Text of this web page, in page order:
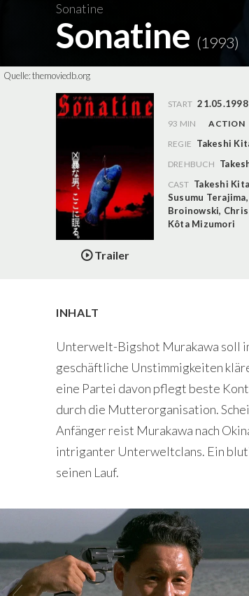
Sonatine
Sonatine (1993)
Quelle:themoviedb.org
Trailer
START 21.05.1998
93 MIN ACTION
REGIE Takeshi
DREHBUCH
CAST Takeshi
Susumu Terajima,
Broinowski,
Kôta Mizumori
INHALT
Unterwelt-Bigshot Murakawa soll
geschäftliche Unstimmigkeiten
eine Partei davon pflegt beste
durch die Mutterorganisation.
Anfänger reist Murakawa nach
intriganter Unterweltclans. Ein
seinen Lauf.